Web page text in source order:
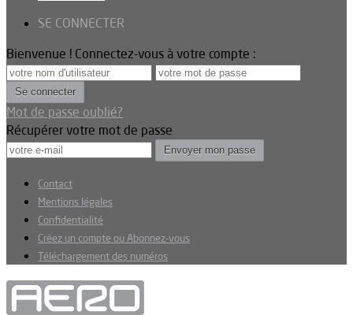
SE CONNECTER
Bienvenue ! Connectez-vous à votre compte :
Mot de passe oublié?
Récupérer votre mot de passe
Contact
Mentions légales
Confidentialité
Créez un compte ou Abonnez-vous
Téléchargement des numéros